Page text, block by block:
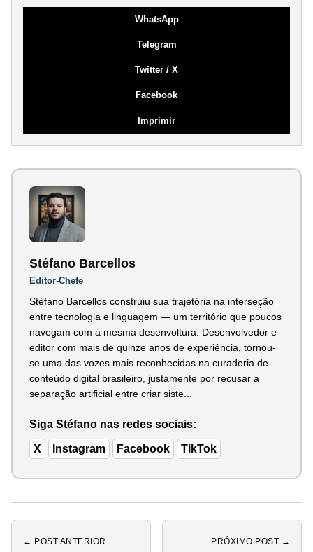
WhatsApp
Telegram
Twitter / X
Facebook
Imprimir
Stéfano Barcellos
Editor-Chefe
Stéfano Barcellos construiu sua trajetória na interseção
entre tecnologia e linguagem — um território que poucos
navegam com a mesma desenvoltura. Desenvolvedor e
editor com mais de quinze anos de experiência, tornou-
se uma das vozes mais reconhecidas na curadoria de
conteúdo digital brasileiro, justamente por recusar a
separação artificial entre criar siste...
Siga Stéfano nas redes sociais:
X Instagram Facebook TikTok
← POST ANTERIOR PRÓXIMO POST →